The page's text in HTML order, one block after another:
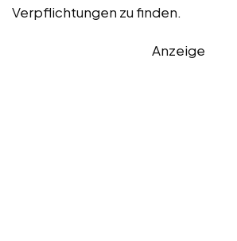
Verpflichtungen zu finden.
Anzeige